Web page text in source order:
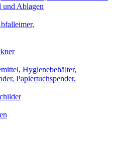
und Ablagen
Hygienebehälter,
Papiertuchspender,